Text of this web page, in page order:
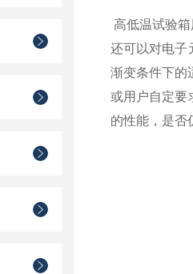
高低温试验
还可以对电子
渐变条件下的
或用户自定要
的性能，是否